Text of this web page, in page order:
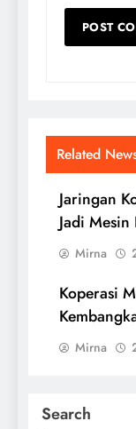
Related
Jaringan
Jadi
Mirna
Koperasi
Mirna
Search